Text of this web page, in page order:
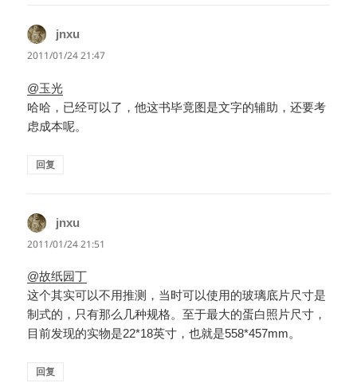
jnxu
道：
2011/01/24 21:47
@玉光
哈哈，已经可以了，他这书毕竟图是文字的辅助，还要考
虑成本呢。
回复
jnxu
道：
2011/01/24 21:51
@故纸园丁
这个其实可以不用推测，当时可以使用的玻璃底片尺寸是
制式的，只有那么几种规格。至于最大的蛋白照片尺寸，
目前发现的实物是22*18英寸，也就是558*457mm。
回复